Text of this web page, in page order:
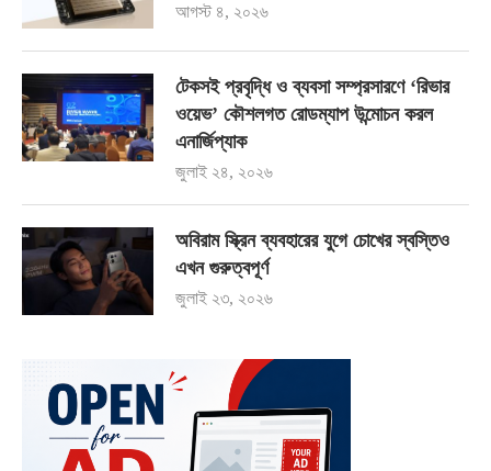
আগস্ট ৪, ২০২৬
টেকসই প্রবৃদ্ধি ও ব্যবসা সম্প্রসারণে ‘রিভার
ওয়েভ’ কৌশলগত রোডম্যাপ উন্মোচন করল
এনার্জিপ্যাক
জুলাই ২৪, ২০২৬
অবিরাম স্ক্রিন ব্যবহারের যুগে চোখের স্বস্তিও
এখন গুরুত্বপূর্ণ
জুলাই ২৩, ২০২৬